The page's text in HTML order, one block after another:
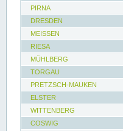
PIRNA
DRESDEN
MEISSEN
RIESA
MÜHLBERG
TORGAU
PRETZSCH-MAUKEN
ELSTER
WITTENBERG
COSWIG